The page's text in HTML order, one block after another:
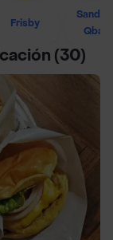
Frisby
(30)